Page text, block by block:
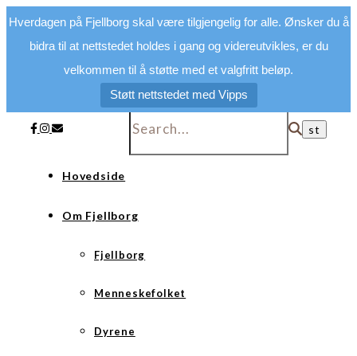
Hverdagen på Fjellborg skal være tilgjengelig for alle. Ønsker du å
bidra til at nettstedet holdes i gang og videreutvikles, er du
velkommen til å støtte med et valgfritt beløp.
Støtt nettstedet med Vipps
Hovedside
Om Fjellborg
Fjellborg
Menneskefolket
Dyrene